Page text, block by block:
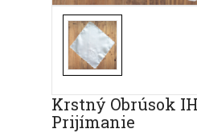
Krstný Obrúsok
Prijímanie